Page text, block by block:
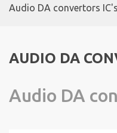
Audio DA convertors IC's
AUDIO DA
Audio DA